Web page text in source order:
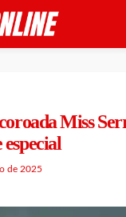
Miss
especial
de 2025